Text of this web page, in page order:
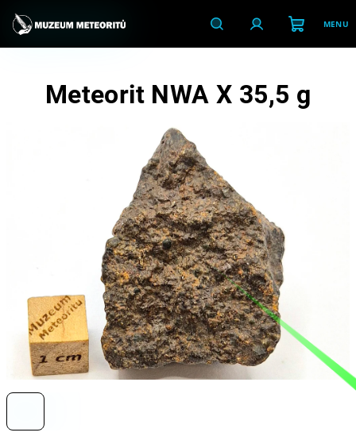
obsah
HledatPřihlášeníNákupní
košík
Meteorit NWA X 35,5 g